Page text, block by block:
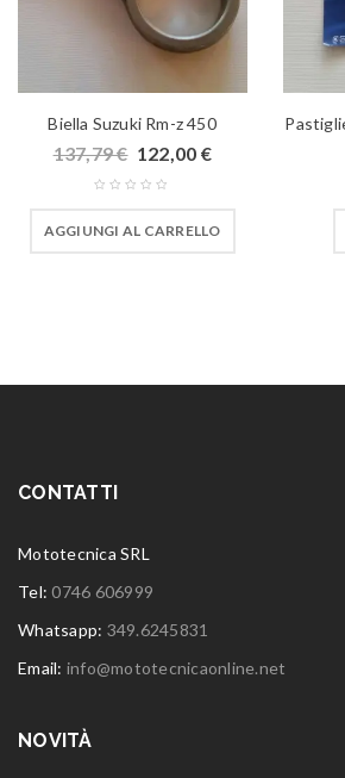
Biella Suzuki Rm-z 450
137,79€ 122,00 €
AGGIUNGI AL CARRELLO
CONTATTI
Mototecnica SRL
Tel:0746 606999
Whatsapp: 349.6245831
Email: info@mototecnicaonline.net
NOVITÀ